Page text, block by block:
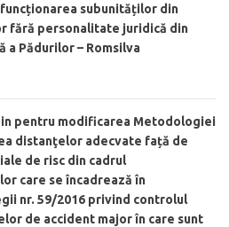
subunităților din
fără personalitate juridică din
a Pădurilor – Romsilva
pentru modificarea Metodologiei
distanţelor adecvate față de
de risc din cadrul
care se încadrează în
nr. 59/2016 privind controlul
de accident major în care sunt